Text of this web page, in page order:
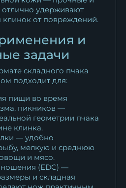
удерживают
от повреждений.
и
задачи
складного пчака
подходит для:
пищи во время
пикников —
геометрии пчака
клинка.
— удобно
мелкую и среднюю
овощи и мясо.
(EDC) —
и складная